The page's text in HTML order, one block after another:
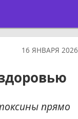
16 ЯНВАРЯ 2026
прямо